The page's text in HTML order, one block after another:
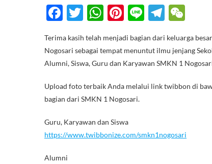
F
e
b
o
T
itt
er
W
at
s
p
Pi
er
es
Li
e
T
e
gr
m
C
h
Terima kasih telah menjadi bagian dari keluarga
Nogosari sebagai tempat menuntut ilmu jenjang
Alumni, Siswa, Guru dan Karyawan SMKN 1
Upload foto terbaik Anda melalui link twibbon di
bagian dari SMKN 1 Nogosari.
Guru, Karyawan dan Siswa
https://www.twibbonize.com/smkn1nogosari
Alumni